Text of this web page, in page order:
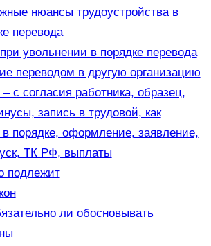
нюансы трудоустройства в
перевода
увольнении в порядке перевода
переводом в другую организацию
– с согласия работника, образец,
запись в трудовой, как
в порядке, оформление, заявление,
ТК РФ, выплаты
подлежит
ли обосновывать